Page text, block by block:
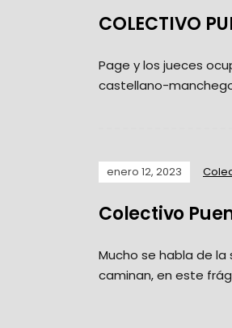
COLECTIVO
Page y los jueces
castellano-
enero 12, 2023
Colectivo
Mucho se habla de
caminan, en este